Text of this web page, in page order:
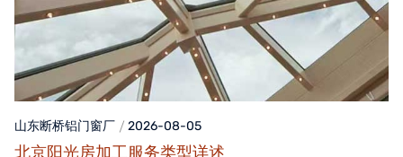
山东断桥铝门窗厂 2026-08-05
北京阳光房加工服务类型详述